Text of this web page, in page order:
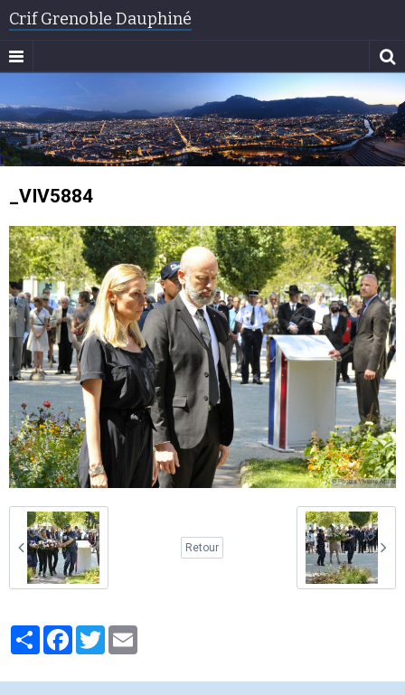
Crif Grenoble Dauphiné
_VIV5884
Retour
PartagerFacebook
Twitter